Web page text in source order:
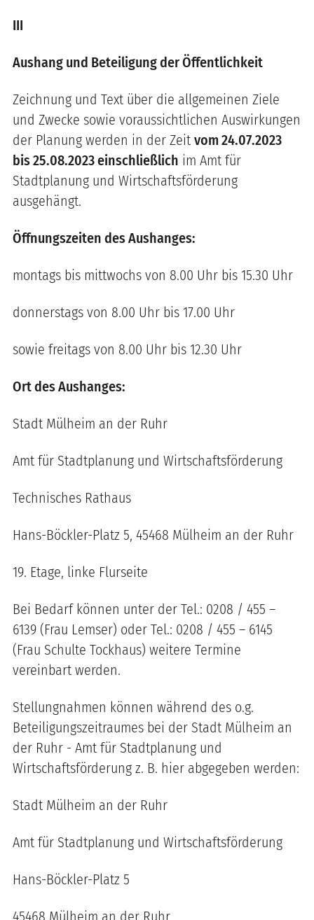
III
Aushang und Beteiligung der Öffentlichkeit
Zeichnung und Text über die allgemeinen Ziele
und Zwecke sowie voraussichtlichen Auswirkungen
der Planung werden in der Zeit vom 24.07.2023
bis 25.08.2023 einschließlich im Amt für
Stadtplanung und Wirtschaftsförderung
ausgehängt.
Öffnungszeiten des Aushanges:
montags bis mittwochs von 8.00 Uhr bis 15.30 Uhr
donnerstags von 8.00 Uhr bis 17.00 Uhr
sowie freitags von 8.00 Uhr bis 12.30 Uhr
Ort des Aushanges:
Stadt Mülheim an der Ruhr
Amt für Stadtplanung und Wirtschaftsförderung
Technisches Rathaus
Hans-Böckler-Platz 5, 45468 Mülheim an der Ruhr
19. Etage, linke Flurseite
Bei Bedarf können unter der Tel.: 0208 / 455 –
6139 (Frau Lemser) oder Tel.: 0208 / 455 – 6145
(Frau Schulte Tockhaus) weitere Termine
vereinbart werden.
Stellungnahmen können während des o.g.
Beteiligungszeitraumes bei der Stadt Mülheim an
der Ruhr - Amt für Stadtplanung und
Wirtschaftsförderung z. B. hier abgegeben werden:
Stadt Mülheim an der Ruhr
Amt für Stadtplanung und Wirtschaftsförderung
Hans-Böckler-Platz 5
45468 Mülheim an der Ruhr